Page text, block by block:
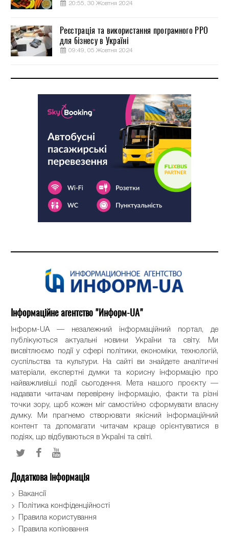
20:55, 30 Жовтня 2024
Реєстрація та використання програмного РРО
для бізнесу в Україні
09:49, 05 Жовтня 2024
Інформаційне агентство "Информ-UA"
Інформ-UA — незалежний інформаційний портал, де
публікуються актуальні новини України та світу. Ми
висвітлюємо події у сфері політики, економіки, технологій,
суспільства та культури. На сайті ви знайдете аналітичні
матеріали, експертні думки та корисну інформацію про
найважливіші події сьогодення. Мета нашого проєкту —
надавати читачам перевірену інформацію, факти та різні
точки зору, щоб кожен міг самостійно сформувати власну
думку. Ми прагнемо створювати якісний інформаційний
контент та допомагати читачам краще орієнтуватися в
подіях, що відбуваються в Україні та світі.
Додаткова інформація
Вакансії
Політика конфіденційності
Правила користування
Правила копіювання